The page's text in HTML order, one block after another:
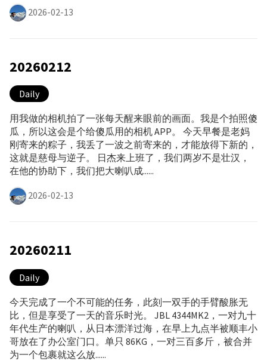
2026-02-13
20260212
Daily
用我做的相机拍了一张每天醒来眼前的画面。我是个拍照傻
瓜，所以这会是个给傻瓜用的相机 APP。 今天早餐是老妈
刚寄来的粽子，我丢了一波之前寄来的，才能放得下新的，
这就是慈母与逆子。 日杰来上班了，我们两岁不是壮汉，
在他的协助下，我们把大喇叭成......
2026-02-13
20260211
Daily
今天完成了一个不可能的任务，此刻一双手的手臂酸胀无
比，但是享受了一天的音乐时光。 JBL 4344MK2，一对九十
年代生产的喇叭，从日本漂洋过海，在早上九点半被顺丰小
哥放在了办公室门口。单只 86KG，一对三百多斤，被合并
为一个包裹就这么放......